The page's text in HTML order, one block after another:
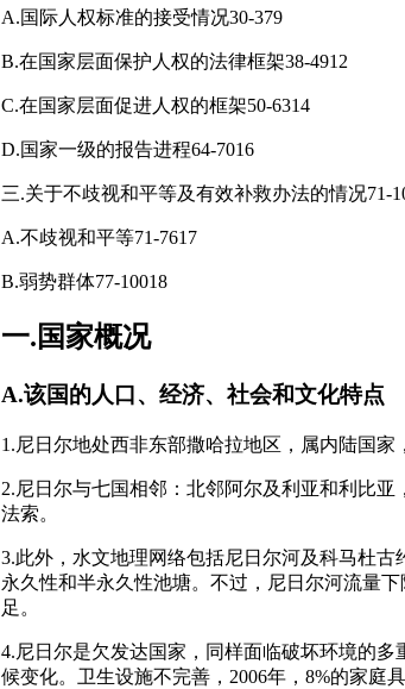
A.国际人权标准的接受情况30-379
B.在国家层面保护人权的法律框架38-4912
C.在国家层面促进人权的框架50-6314
D.国家一级的报告进程64-7016
三.关于不歧视和平等及有效补救办法的情况71-
A.不歧视和平等71-7617
B.弱势群体77-10018
一.国家概况
A.该国的人口、经济、社会和文化特点
1.尼日尔地处西非东部撒哈拉地区，属内陆国家
2.尼日尔与七国相邻：北邻阿尔及利亚和利比
法索。
3.此外，水文地理网络包括尼日尔河及科马杜
永久性和半永久性池塘。不过，尼日尔河流量
足。
4.尼日尔是欠发达国家，同样面临破坏环境的
候变化。卫生设施不完善，2006年，8%的家庭